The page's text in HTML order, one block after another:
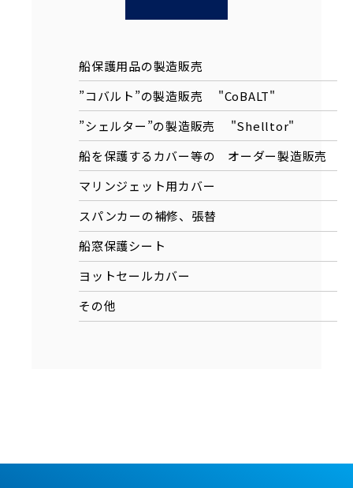
船保護用品の製造販売
”コバルト”の製造販売 "CoBALT"
”シェルター”の製造販売 "Shelltor"
船を保護するカバー等の
オーダー製造販売
マリンジェット用カバー
スパンカーの補修、張替
船窓保護シート
ヨットセールカバー
その他